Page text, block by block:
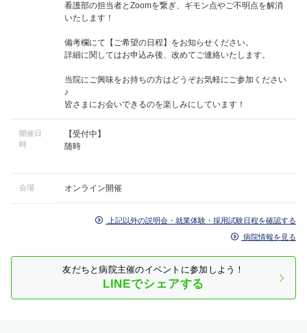
看護部の担当者とZoomを繋ぎ、ギモン点やご不明点を解消
いたします！
備考欄にて【ご希望の日程】をお知らせください。
詳細に関してはお申込み後、改めてご連絡いたします。
当院にご興味をお持ちの方はどうぞお気軽にご参加ください
♪
皆さまにお会いできるのを楽しみにしています！
開催日
時
【受付中】
随時
会場 オンライン開催
上記以外の説明会・就業体験・採用試験日程を確認する
病院情報を見る
友だちと病院主催のイベントに参加しよう！
LINEでシェアする